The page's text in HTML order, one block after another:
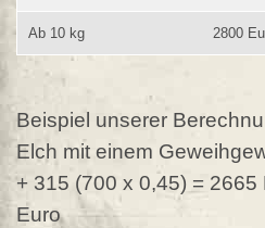
Ab 10 kg 2800
Beispiel unserer
Elch mit einem
+ 315 (700 x 0,45) =
Euro